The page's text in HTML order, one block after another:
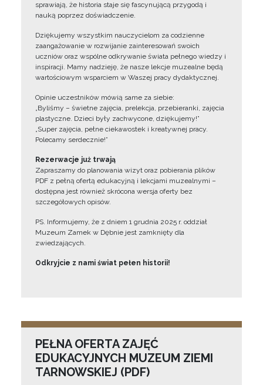
sprawiają, że historia staje się fascynującą przygodą i
nauką poprzez doświadczenie.
Dziękujemy wszystkim nauczycielom za codzienne
zaangażowanie w rozwijanie zainteresowań swoich
uczniów oraz wspólne odkrywanie świata pełnego wiedzy i
inspiracji. Mamy nadzieję, że nasze lekcje muzealne będą
wartościowym wsparciem w Waszej pracy dydaktycznej.
Opinie uczestników mówią same za siebie:
„Byliśmy – świetne zajęcia, prelekcja, przebieranki, zajęcia
plastyczne. Dzieci były zachwycone, dziękujemy!”
„Super zajęcia, pełne ciekawostek i kreatywnej pracy.
Polecamy serdecznie!”
Rezerwacje już trwają
Zapraszamy do planowania wizyt oraz pobierania plików
PDF z pełną ofertą edukacyjną i lekcjami muzealnymi –
dostępna jest również skrócona wersja oferty bez
szczegółowych opisów.
PS. Informujemy, że z dniem 1 grudnia 2025 r. oddział
Muzeum Zamek w Dębnie jest zamknięty dla
zwiedzających.
Odkryjcie z nami świat pełen historii!
PEŁNA OFERTA ZAJĘĆ
EDUKACYJNYCH MUZEUM ZIEMI
TARNOWSKIEJ (PDF)